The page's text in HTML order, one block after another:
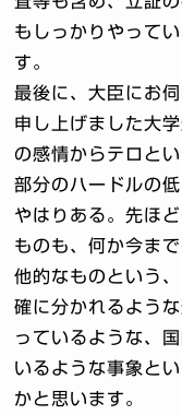
もしっかりやって
す。
最後に、大臣にお
申し上げました大
の感情からテロと
部分のハードルの
やはりある。先ほ
ものも、何か今ま
他的なものという
確に分かれるよう
っているような、
いるような事象と
かと思います。